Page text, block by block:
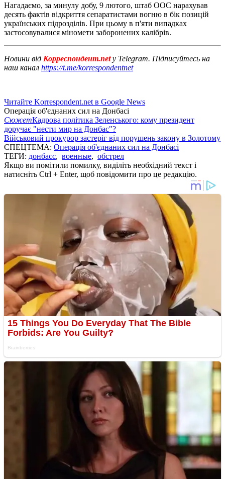
Нагадаємо, за минулу добу, 9 лютого, штаб ООС нарахував
десять фактів відкриття сепаратистами вогню в бік позицій
українських підрозділів. При цьому в п'яти випадках
застосовувалися міномети заборонених калібрів.
Новини від Корреспондент.netу Telegram. Підписуйтесь на
наш канал https://t.me/korrespondentnet
Читайте Korrespondent.net в Google News
Операція об'єднаних сил на Донбасі
СюжетКадрова політика Зеленського: кому президент
доручає "нести мир на Донбас"?
Військовий прокурор застеріг від порушень закону в Золотому
СПЕЦТЕМА: Операція об'єднаних сил на Донбасі
ТЕГИ: донбасс, военные, обстрел
Якщо ви помітили помилку, виділіть необхідний текст і
натисніть Ctrl + Enter, щоб повідомити про це редакцію.